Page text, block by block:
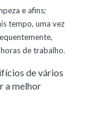
e afins;
tempo, uma vez
de trabalho.
de vários
a melhor